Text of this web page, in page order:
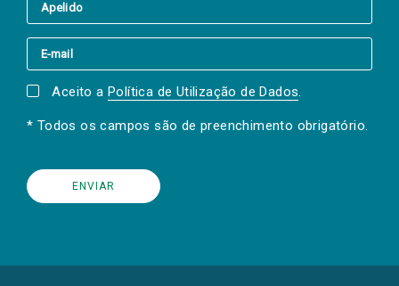
Aceito a Política de Utilização de Dados.
* Todos os campos são de preenchimento obrigatório.